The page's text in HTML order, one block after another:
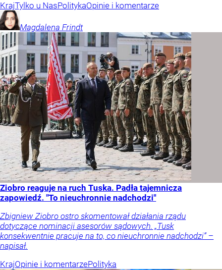
KrajTylko u NasPolitykaOpinie i komentarze
Magdalena Frindt
Ziobro reaguje na ruch Tuska. Padła tajemnicza
zapowiedź. "To nieuchronnie nadchodzi"
Zbigniew Ziobro ostro skomentował działania rządu
dotyczące nominacji asesorów sądowych. „Tusk
konsekwentnie pracuje na to, co nieuchronnie nadchodzi” –
napisał.
KrajOpinie i komentarzePolityka